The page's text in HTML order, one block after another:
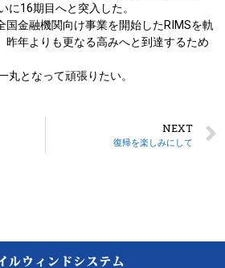
に16期目へと突入した。
国金融機関向け事業を開始したRIMSを軌
昨年よりも更なる高みへと到達するため
丸となって頑張りたい。
NEXT
復帰を楽しみにして